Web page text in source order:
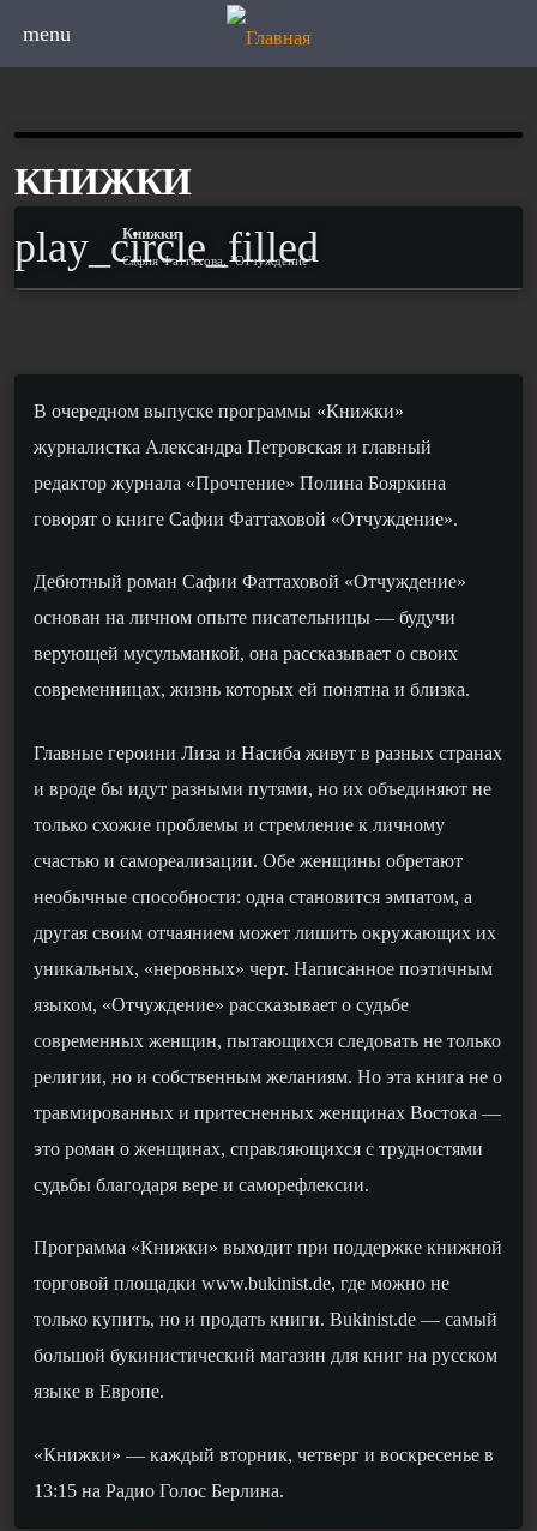
menu
КНИЖКИ
play_circle_filled
Книжки
Сафия Фаттахова, "Отчуждение"
В очередном выпуске программы «Книжки»
журналистка Александра Петровская и главный
редактор журнала «Прочтение» Полина Бояркина
говорят о книге Сафии Фаттаховой «Отчуждение».
Дебютный роман Сафии Фаттаховой «Отчуждение»
основан на личном опыте писательницы — будучи
верующей мусульманкой, она рассказывает о своих
современницах, жизнь которых ей понятна и близка.
Главные героини Лиза и Насиба живут в разных странах
и вроде бы идут разными путями, но их объединяют не
только схожие проблемы и стремление к личному
счастью и самореализации. Обе женщины обретают
необычные способности: одна становится эмпатом, а
другая своим отчаянием может лишить окружающих их
уникальных, «неровных» черт. Написанное поэтичным
языком, «Отчуждение» рассказывает о судьбе
современных женщин, пытающихся следовать не только
религии, но и собственным желаниям. Но эта книга не о
травмированных и притесненных женщинах Востока —
это роман о женщинах, справляющихся с трудностями
судьбы благодаря вере и саморефлексии.
Программа «Книжки» выходит при поддержке книжной
торговой площадки www.bukinist.de, где можно не
только купить, но и продать книги. Bukinist.de — самый
большой букинистический магазин для книг на русском
языке в Европе.
«Книжки» — каждый вторник, четверг и воскресенье в
13:15 на Радио Голос Берлина.